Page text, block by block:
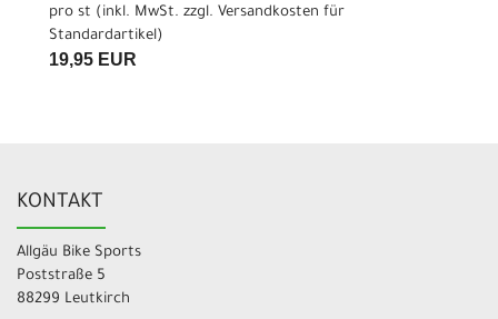
pro st (inkl. MwSt. zzgl. Versandkosten für
Standardartikel)
19,95 EUR
KONTAKT
Allgäu Bike Sports
Poststraße 5
88299 Leutkirch